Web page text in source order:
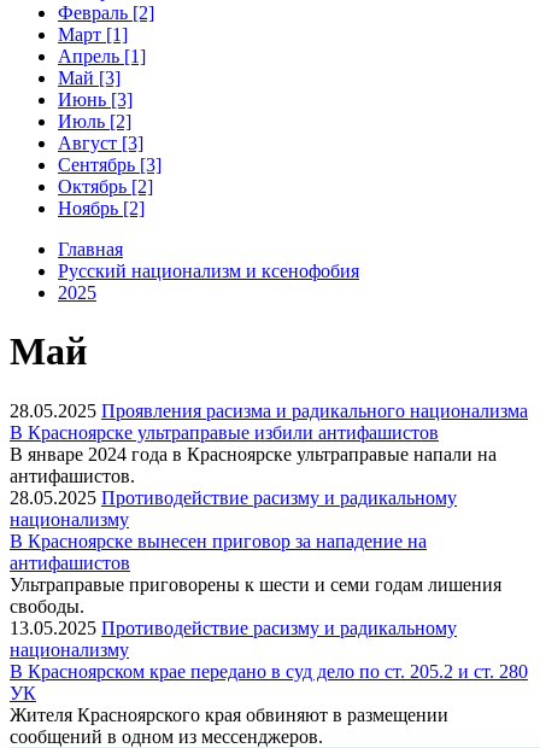
Февраль [2]
Март [1]
Апрель [1]
Май [3]
Июнь [3]
Июль [2]
Август [3]
Сентябрь [3]
Октябрь [2]
Ноябрь [2]
Главная
Русский национализм и ксенофобия
2025
Май
28.05.2025 Проявления расизма и радикального национализма
В Красноярске ультраправые избили антифашистов
В январе 2024 года в Красноярске ультраправые напали на
антифашистов.⁠
28.05.2025 Противодействие расизму и радикальному
национализму
В Красноярске вынесен приговор за нападение на
антифашистов
Ультраправые приговорены к шести и семи годам лишения
свободы.
13.05.2025 Противодействие расизму и радикальному
национализму
В Красноярском крае передано в суд дело по ст. 205.2 и ст. 280
УК
Жителя Красноярского края обвиняют в размещении
сообщений в одном из мессенджеров.